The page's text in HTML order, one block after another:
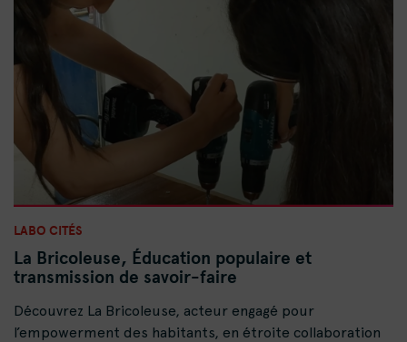
LABO CITÉS
La Bricoleuse, Éducation populaire et
transmission de savoir-faire
Découvrez La Bricoleuse, acteur engagé pour
l’empowerment des habitants, en étroite collaboration